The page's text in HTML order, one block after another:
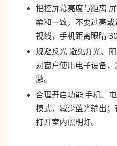
把控屏幕亮度与距离
柔和一致，不要过亮
视线，手机距离眼睛 30
规避反光避免灯光、
对窗户使用电子设备
激。
合理开启功能手机、
模式，减少蓝光输出
打开室内照明灯。